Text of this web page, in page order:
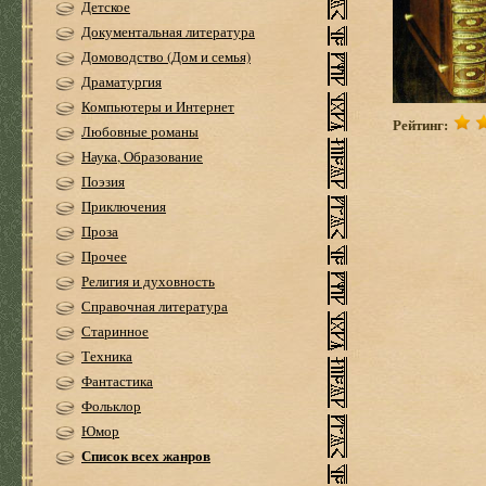
Детское
Документальная литература
Домоводство (Дом и семья)
Драматургия
Компьютеры и Интернет
Любовные романы
Наука, Образование
Поэзия
Приключения
Проза
Прочее
Религия и духовность
Справочная литература
Старинное
Техника
Фантастика
Фольклор
Юмор
Список всех жанров
Рейтинг: